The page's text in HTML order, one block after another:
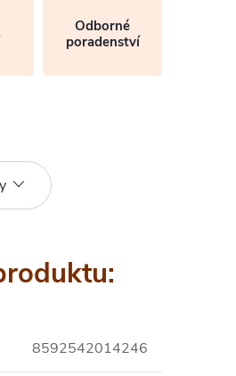
Odborné
poradenství
8592542014246